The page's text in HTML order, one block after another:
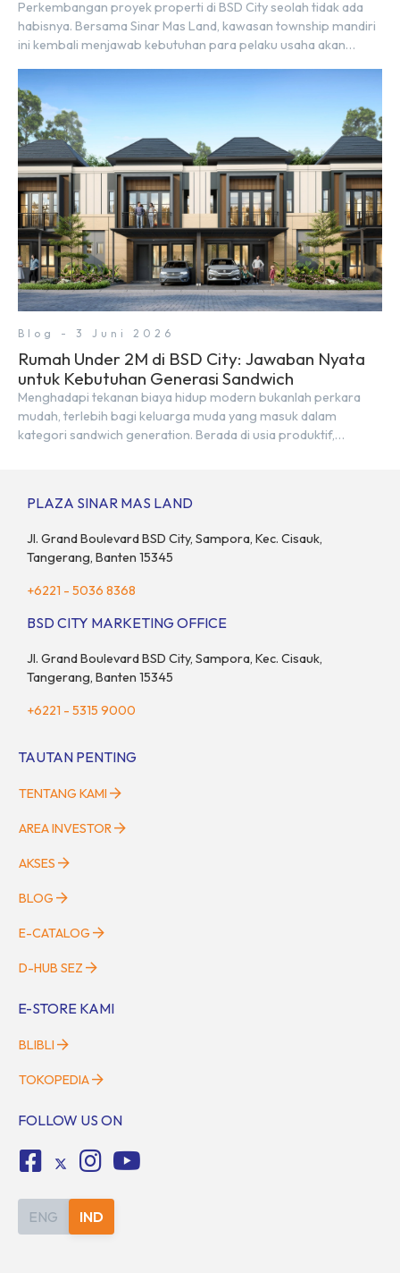
Perkembangan proyek properti di BSD City seolah tidak ada
habisnya. Bersama Sinar Mas Land, kawasan township mandiri
ini kembali menjawab kebutuhan para pelaku usaha akan
Alley Walk. Ruko terbaru di BSD City ini datang dengan
keunggulan geografis yang sangat strategis. Letaknya
menempel langsung dengan dua pusat pergerakan massa […]
Blog - 3 Juni 2026
Rumah Under 2M di BSD City: Jawaban Nyata
untuk Kebutuhan Generasi Sandwich
Menghadapi tekanan biaya hidup modern bukanlah perkara
mudah, terlebih bagi keluarga muda yang masuk dalam
kategori sandwich generation. Berada di usia produktif,
Fenomena urban ini kian marak di kota-kota besar, termasuk di
PLAZA SINAR MAS LAND
Jl. Grand Boulevard BSD City, Sampora, Kec. Cisauk,
Tangerang, Banten 15345
+6221 - 5036 8368
BSD CITY MARKETING OFFICE
Jl. Grand Boulevard BSD City, Sampora, Kec. Cisauk,
Tangerang, Banten 15345
+6221 - 5315 9000
TAUTAN PENTING
TENTANG KAMI
AREA INVESTOR
AKSES
BLOG
E-CATALOG
D-HUB SEZ
E-STORE KAMI
BLIBLI
TOKOPEDIA
FOLLOW US ON
ENG IND